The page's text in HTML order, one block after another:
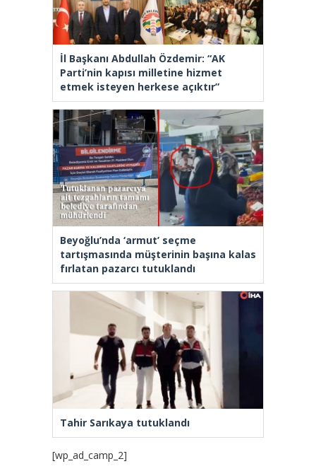
İl Başkanı Abdullah Özdemir: “AK
Parti’nin kapısı milletine hizmet
etmek isteyen herkese açıktır”
Beyoğlu’nda ‘armut’ seçme
tartışmasında müşterinin başına kalas
fırlatan pazarcı tutuklandı
Tahir Sarıkaya tutuklandı
[wp_ad_camp_2]